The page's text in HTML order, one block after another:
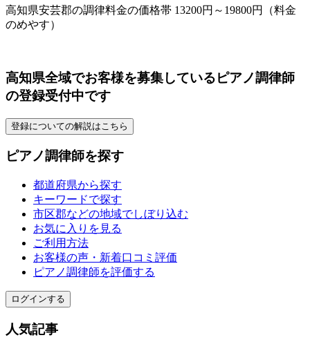
高知県安芸郡の調律料金の価格帯 13200円～19800円（料金
のめやす）
高知県全域でお客様を募集しているピアノ調律師
の登録受付中です
登録についての解説はこちら
ピアノ調律師を探す
都道府県から探す
キーワードで探す
市区郡などの地域でしぼり込む
お気に入りを見る
ご利用方法
お客様の声・新着口コミ評価
ピアノ調律師を評価する
ログインする
人気記事